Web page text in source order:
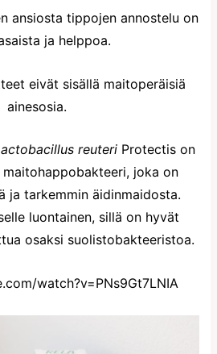
ansiosta tippojen annostelu on
ja helppoa.
eivät sisällä maitoperäisiä
ainesosia.
reuteri Protectis on
joka on
ja tarkemmin äidinmaidosta.
luontainen, sillä on hyvät
osaksi suolistobakteeristoa.
watch?v=PNs9Gt7LNIA